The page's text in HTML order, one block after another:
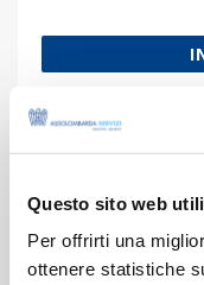
Questo sito web
Per offrirti una
ottenere statistiche